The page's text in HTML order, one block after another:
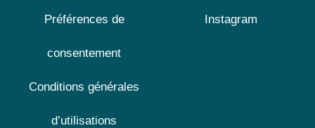
Préférences de
consentement
Conditions générales
d’utilisations
Instagram